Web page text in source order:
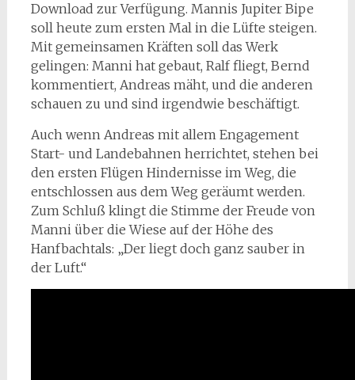
Download zur Verfügung. Mannis Jupiter Bipe
soll heute zum ersten Mal in die Lüfte steigen.
Mit gemeinsamen Kräften soll das Werk
gelingen: Manni hat gebaut, Ralf fliegt, Bernd
kommentiert, Andreas mäht, und die anderen
schauen zu und sind irgendwie beschäftigt.
Auch wenn Andreas mit allem Engagement
Start- und Landebahnen herrichtet, stehen bei
den ersten Flügen Hindernisse im Weg, die
entschlossen aus dem Weg geräumt werden.
Zum Schluß klingt die Stimme der Freude von
Manni über die Wiese auf der Höhe des
Hanfbachtals: „Der liegt doch ganz sauber in
der Luft.“